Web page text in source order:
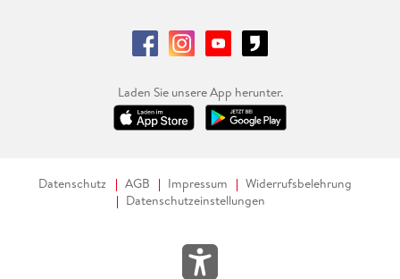
Laden Sie unsere App herunter.
Datenschutz AGB Impressum
Widerrufsbelehrung
Datenschutzeinstellungen